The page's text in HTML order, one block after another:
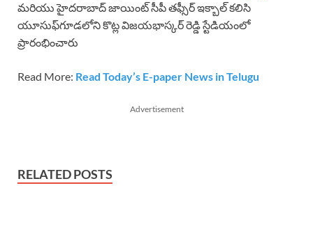
మరియు హైదరాబాద్ జాయింట్ సీపీ తఫ్సీర్ ఇక్బాల్ కలిసి
యూసుఫ్‌గూడలోని కొట్ల విజయభాస్కర్ రెడ్డి స్టేడియంలో
ప్రారంభించారు
Read More: Read Today’s E-paper News in Telugu
Advertisement
RELATED POSTS